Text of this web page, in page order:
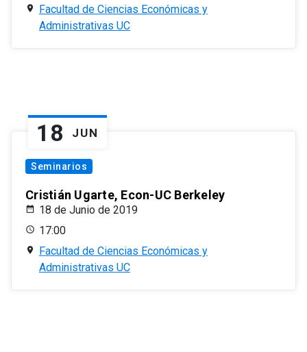
Facultad de Ciencias Económicas y
Administrativas UC
18 JUN
Seminarios
Cristián Ugarte, Econ-UC Berkeley
18 de Junio de 2019
17:00
Facultad de Ciencias Económicas y
Administrativas UC